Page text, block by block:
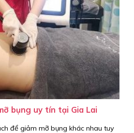
bụng uy tín tại Gia Lai
để giảm mỡ bụng khác nhau tuy